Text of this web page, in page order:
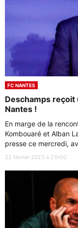
FC NANTES
Deschamps reçoit
Nantes !
En marge de la
Kombouaré et Alban
presse ce mercredi,
22 février 2023 à 21h00